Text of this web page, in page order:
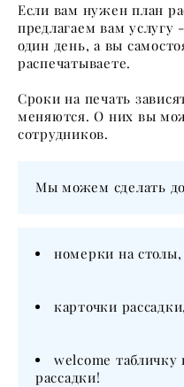
Если вам нужен план
предлагаем вам
один день, а вы
распечатываете.
Сроки на печать
меняются. О них вы
сотрудников.
Мы можем сделать
номерки на столы,
карточки рассадки,
welcome табличку
рассадки!